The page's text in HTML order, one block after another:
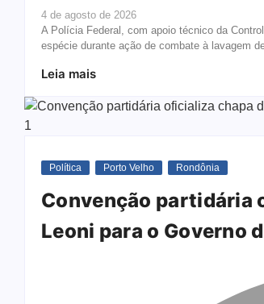
4 de agosto de 2026
A Polícia Federal, com apoio técnico da
espécie durante ação de combate à lavagem
Leia mais
Política Porto Velho Rondônia
Convenção partidária
Leoni para o Governo